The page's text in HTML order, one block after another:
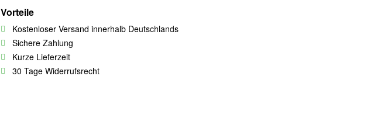
Vorteile
Kostenloser Versand innerhalb Deutschlands
Sichere Zahlung
Kurze Lieferzeit
30 Tage Widerrufsrecht